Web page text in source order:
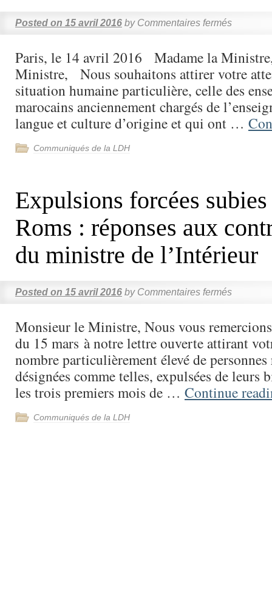
Posted on 15 avril 2016 by Commentaires fermés
Paris, le 14 avril 2016 Madame la
Ministre, Nous souhaitons attirer votre
situation humaine particulière, celle des
marocains anciennement chargés de
langue et culture d’origine et qui ont …
Communiqués de la LDH
Expulsions forcées
Roms : réponses aux
du ministre de l’Intérieur
Posted on 15 avril 2016 by Commentaires fermés
Monsieur le Ministre, Nous vous
du 15 mars à notre lettre ouverte attirant
nombre particulièrement élevé de
désignées comme telles, expulsées de leurs
les trois premiers mois de … Continue
Communiqués de la LDH